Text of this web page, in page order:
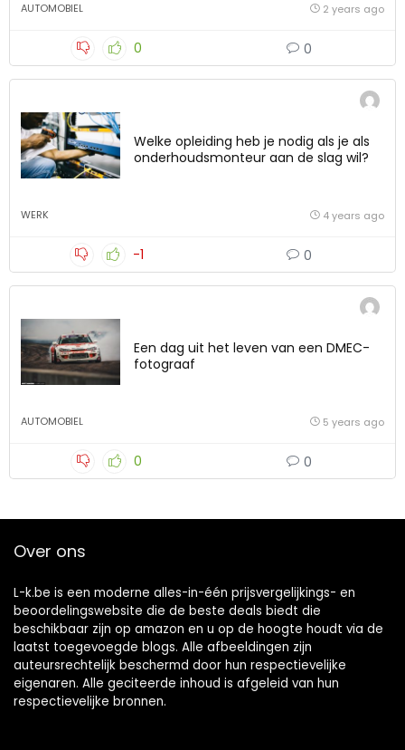
AUTOMOBIEL 2 years ago
0 0
Welke opleiding heb je nodig als je als
onderhoudsmonteur aan de slag wil?
WERK 4 years ago
-1 0
Een dag uit het leven van een DMEC-
fotograaf
AUTOMOBIEL 5 years ago
0 0
Over ons
L-k.be is een moderne alles-in-één prijsvergelijkings- en
beoordelingswebsite die de beste deals biedt die
beschikbaar zijn op amazon en u op de hoogte houdt via de
laatst toegevoegde blogs. Alle afbeeldingen zijn
auteursrechtelijk beschermd door hun respectievelijke
eigenaren. Alle geciteerde inhoud is afgeleid van hun
respectievelijke bronnen.